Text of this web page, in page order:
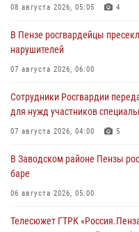
08 августа 2026, 05:05 4
В Пензе росгвардейцы
нарушителей
07 августа 2026, 06:00
Сотрудники Росгвардии
для нужд участников
07 августа 2026, 04:00 5
В Заводском районе Пензы
баре
06 августа 2026, 05:00
Телесюжет ГТРК